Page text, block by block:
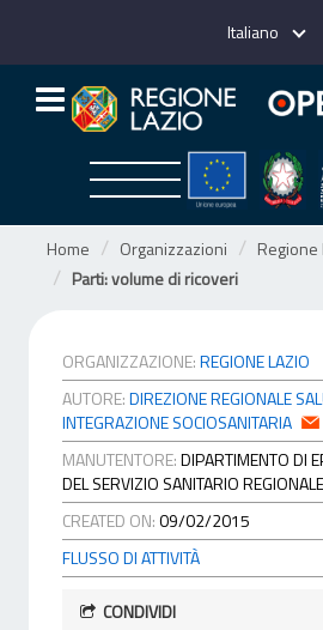
Italiano
Home Organizzazioni
Regione
Parti: volume di ricoveri
ORGANIZZAZIONE:REGIONE LAZIO
AUTORE:DIREZIONE REGIONALE
INTEGRAZIONE SOCIOSANITARIA
MANUTENTORE:DIPARTIMENTO DI
DEL SERVIZIO SANITARIO REGIONALE
CREATED ON:09/02/2015
FLUSSO DI ATTIVITÀ
CONDIVIDI